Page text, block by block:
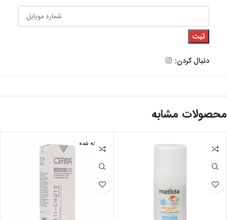
ثبت
دنبال کردن:
محصولات مشابه
فروخته شده